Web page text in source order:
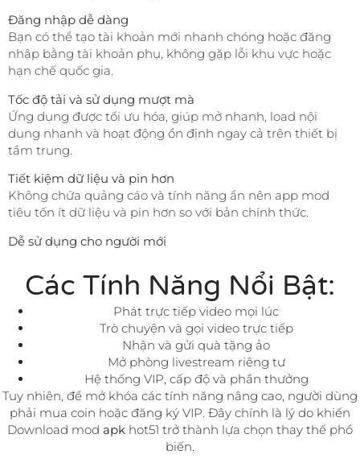
Đăng nhập dễ dàng
Bạn có thể tạo tài khoản mới nhanh chóng hoặc đăng
nhập bằng tài khoản phụ, không gặp lỗi khu vực hoặc
hạn chế quốc gia.
Tốc độ tải và sử dụng mượt mà
Ứng dụng được tối ưu hóa, giúp mở nhanh, load nội
dung nhanh và hoạt động ổn định ngay cả trên thiết bị
tầm trung.
Tiết kiệm dữ liệu và pin hơn
Không chứa quảng cáo và tính năng ẩn nên app mod
tiêu tốn ít dữ liệu và pin hơn so với bản chính thức.
Dễ sử dụng cho người mới
Các Tính Năng Nổi Bật:
Phát trực tiếp video mọi lúc
Trò chuyện và gọi video trực tiếp
Nhận và gửi quà tặng ảo
Mở phòng livestream riêng tư
Hệ thống VIP, cấp độ và phần thưởng
Tuy nhiên, để mở khóa các tính năng nâng cao, người dùng
phải mua coin hoặc đăng ký VIP. Đây chính là lý do khiến
Download mod apk hot51 trở thành lựa chọn thay thế phổ
biến.